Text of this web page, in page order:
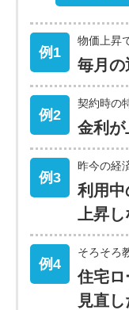
例1
物価上昇
毎月の
例2
契約時の
金利が
例3
昨今の経
利用中
上昇し
例4
そろそろ
住宅ロ
見直